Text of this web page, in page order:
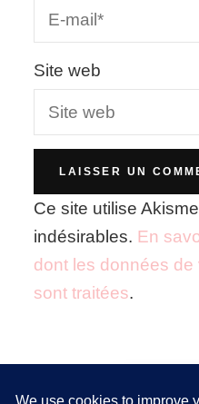
Site web
Ce site utilise
indésirables. En
dont les données
sont traitées.
Nous utilisons des cookies